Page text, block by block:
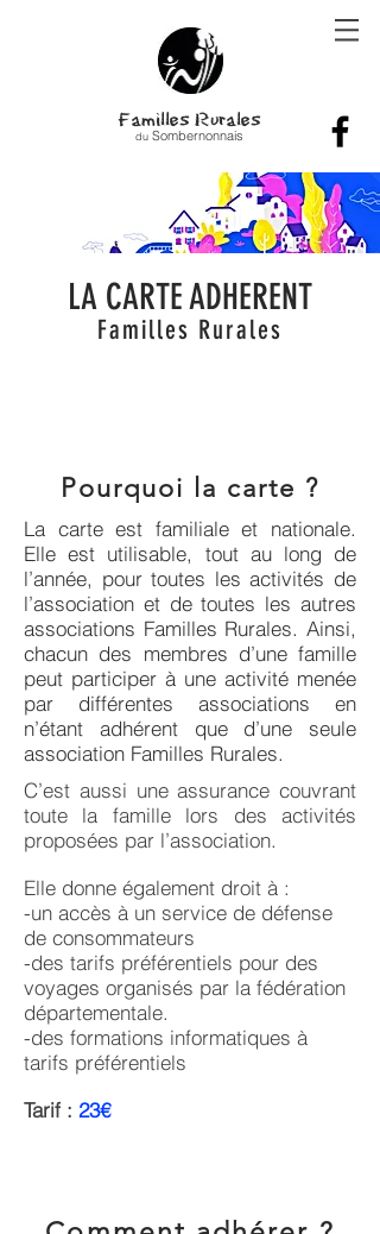
Familles Rurales
duSombernonnais
LA CARTE ADHERENT
Familles Rurales
Pourquoi la carte ?
La carte est familiale et nationale.
Elle est utilisable, tout au long de
l’année, pour toutes les activités de
l’association et de toutes les autres
associations Familles Rurales. Ainsi,
chacun des membres d’une famille
peut participer à une activité menée
par différentes associations en
n’étant adhérent que d’une seule
association Familles Rurales.
C’est aussi une assurance couvrant
toute la famille lors des activités
proposées par l’association.
Elle donne également droit à :
-un accès à un service de défense
de consommateurs
-des tarifs préférentiels pour des
voyages organisés par la fédération
départementale.
-des formations informatiques à
tarifs préférentiels
Tarif : 23€